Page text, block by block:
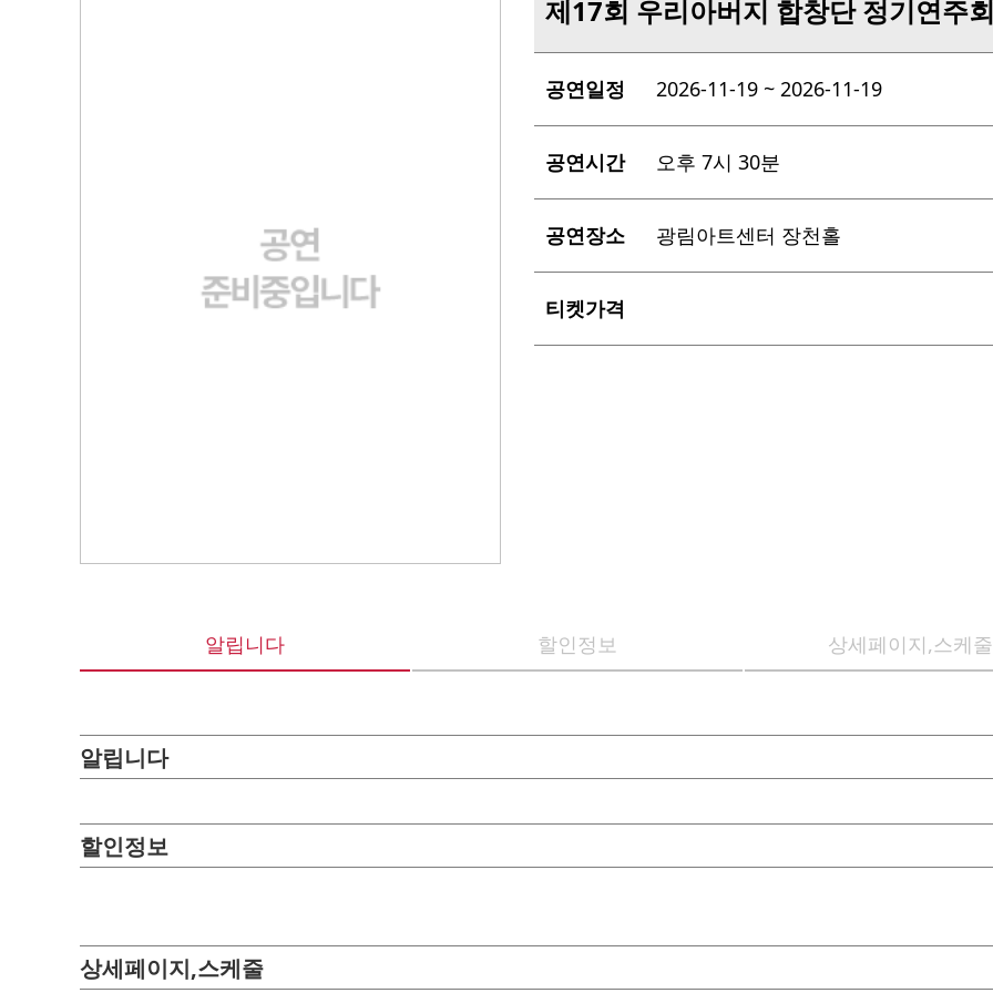
제17회 우리아버지 합창단 정기연주회
공연일정 2026-11-19 ~ 2026-11-19
공연시간 오후 7시 30분
공연장소 광림아트센터 장천홀
티켓가격
알립니다 할인정보 상세페이지,스케줄
알립니다
할인정보
상세페이지,스케줄